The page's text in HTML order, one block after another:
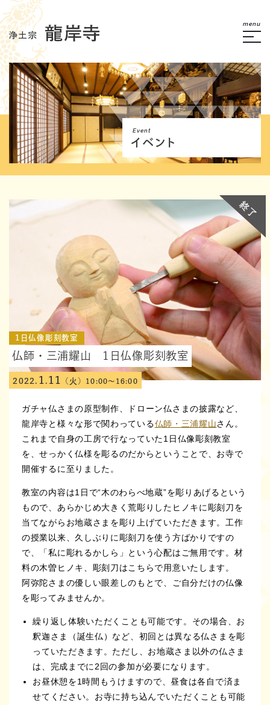
menu
Event
イベント
1日仏像彫刻教室
仏師・三浦耀山 1日仏像彫刻教室
2022. 1 . 11 (火) 10:00～16:00
満席
終了
ガチャ仏さまの原型制作、ドローン仏さまの披露など、
龍岸寺と様々な形で関わっている仏師・三浦耀山さん。
これまで自身の工房で行なっていた1日仏像彫刻教室
を、せっかく仏様を彫るのだからということで、お寺で
開催するに至りました。
教室の内容は1日で“木のわらべ地蔵”を彫りあげるという
もので、あらかじめ大きく荒彫りしたヒノキに彫刻刀を
当てながらお地蔵さまを彫り上げていただきます。工作
の授業以来、久しぶりに彫刻刀を使う方ばかりですの
で、「私に彫れるかしら」という心配はご無用です。材
料の木曽ヒノキ、彫刻刀はこちらで用意いたします。
阿弥陀さまの優しい眼差しのもとで、ご自分だけの仏像
を彫ってみませんか。
繰り返し体験いただくことも可能です。その場合、お
釈迦さま（誕生仏）など、初回とは異なる仏さまを彫
っていただきます。ただし、お地蔵さま以外の仏さま
は、完成までに2回の参加が必要になります。
お昼休憩を1時間もうけますので、昼食は各自で済ま
せてください。お寺に持ち込んでいただくことも可能